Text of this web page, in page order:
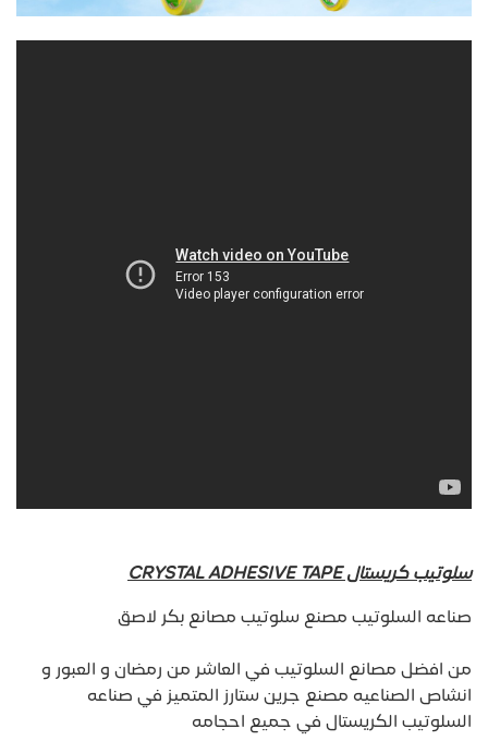
سلوتيب كريستال CRYSTAL ADHESIVE TAPE
صناعه السلوتيب مصنع سلوتيب مصانع بكر لاصق
من افضل مصانع السلوتيب في العاشر من رمضان و العبور و
انشاص الصناعيه مصنع جرين ستارز المتميز في صناعه
السلوتيب الكريستال في جميع احجامه